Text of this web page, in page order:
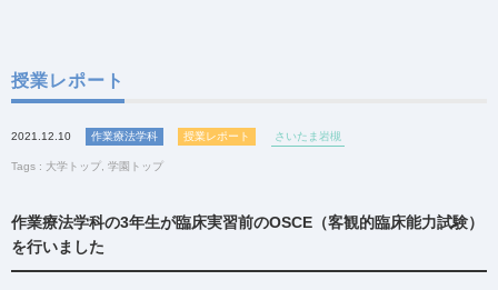
授業レポート
2021.12.10 作業療法学科 授業レポート さいたま岩槻
Tags : 大学トップ 学園トップ
作業療法学科の3年生が臨床実習前のOSCE（客観的臨床能力試験）
を行いました